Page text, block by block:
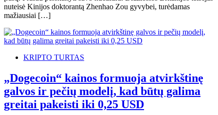
nuteisė Kinijos doktorantą Zhenhao Zou gyvybei, turėdamas
mažiausiai […]
KRIPTO TURTAS
„Dogecoin“ kainos formuoja atvirkštinę
galvos ir pečių modelį, kad būtų galima
greitai pakeisti iki 0,25 USD